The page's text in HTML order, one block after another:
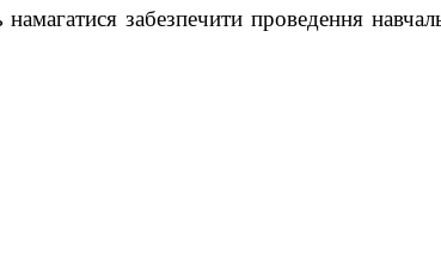
намагатися забезпечити проведення